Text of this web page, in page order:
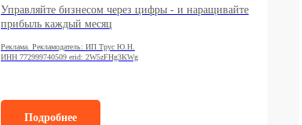
Управляйте бизнесом через цифры - и наращивайте
прибыль каждый месяц
Реклама. Рекламодатель: ИП Трус Ю.Н.
ИНН 772999740509 erid: 2W5zFHg3KWg
Подробнее